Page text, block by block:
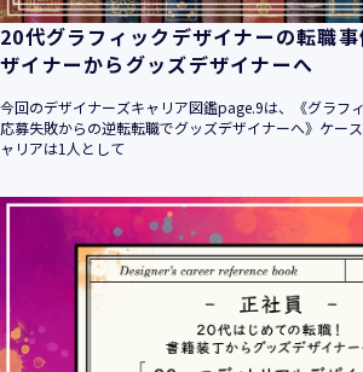
要請の変化、経営環境の変動等を常に認
続的改善に、全社を挙げて取り組むこと
す。
当社は、事業の目的に適切な個人情報の
を行い、特定された利用目的の達成に必
人情報の取扱いを行いません。また、そ
当社は個人情報の取扱いに関する法令、
他の規範を遵守致します。
当社は個人情報の漏えい、滅失、き損な
は、合理的な安全対策を講じて防止する
し、継続的に向上させていきます。また
かに是正措置を講じます。
当社は個人情報取扱いに関する苦情及び
20代グラフィックデザイナーの転職
ザイナーからグッズデザイナーへ
今回のデザイナーズキャリア図鑑page.9は、《グラフ
応募失敗からの逆転転職でグッズデザイナーへ》ケー
ャリアは1人として